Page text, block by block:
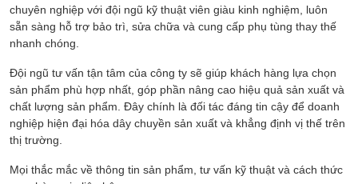
chuyên nghiệp với đội ngũ kỹ thuật viên giàu kinh nghiệm, luôn
sẵn sàng hỗ trợ bảo trì, sửa chữa và cung cấp phụ tùng thay thế
nhanh chóng.
Đội ngũ tư vấn tận tâm của công ty sẽ giúp khách hàng lựa chọn
sản phẩm phù hợp nhất, góp phần nâng cao hiệu quả sản xuất và
chất lượng sản phẩm. Đây chính là đối tác đáng tin cậy để doanh
nghiệp hiện đại hóa dây chuyền sản xuất và khẳng định vị thế trên
thị trường.
Mọi thắc mắc về thông tin sản phẩm, tư vấn kỹ thuật và cách thức